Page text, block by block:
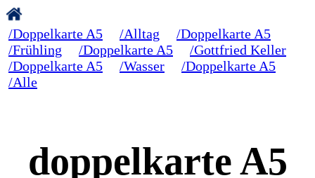
/Doppelkarte A5 /Alltag
/Doppelkarte A5
/Frühling
/Doppelkarte A5
/Gottfried Keller
/Doppelkarte A5
/Wasser
/Doppelkarte A5
/Alle
doppelkarte A5